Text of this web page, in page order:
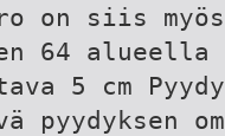
on siis
64 alueella
5 cm
pyydyksen